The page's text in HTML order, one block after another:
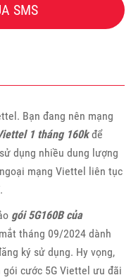
SMS
Bạn đang nên mạng
1 tháng 160kđể
dụng nhiều dung lượng
mạng Viettel liên tục
gói 5G160B của
tháng 09/2024 dành
ký sử dụng. Hy vọng,
cước 5G Viettel ưu đãi